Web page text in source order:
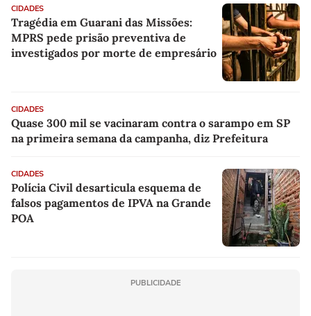
CIDADES
Tragédia em Guarani das Missões:
MPRS pede prisão preventiva de
investigados por morte de empresário
CIDADES
Quase 300 mil se vacinaram contra o sarampo em SP
na primeira semana da campanha, diz Prefeitura
CIDADES
Polícia Civil desarticula esquema de
falsos pagamentos de IPVA na Grande
POA
PUBLICIDADE